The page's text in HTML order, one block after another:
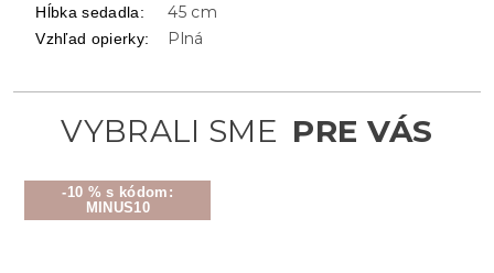
-10 % s kódom:
MINUS10
Hĺbka sedadla: 45 cm
Vzhľad opierky: Plná